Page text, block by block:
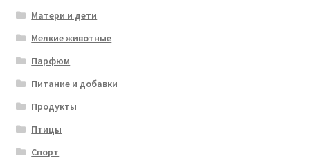
Матери и дети
Мелкие животные
Парфюм
Питание и добавки
Продукты
Птицы
Спорт